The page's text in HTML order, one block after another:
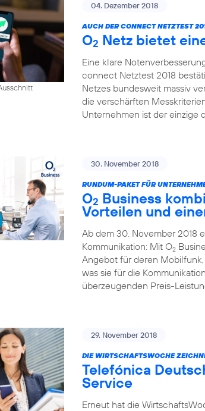
04. Dezember 2018
AUCH DER CONNECT NETZTEST
O2 Netz bietet
Eine klare
connect Netztest 2018
Netzes bundesweit massiv
die verschärften
Unternehmen ist der einzige
30. November 2018
RUNDUM-PAKET FÜR
O2 Business
Vorteilen und
Ab dem 30. November 2018
Kommunikation: Mit O2
Angebot für deren
was sie für die
überzeugenden Preis-
29. November 2018
DIE WIRTSCHAFTSWOCHE
Telefónica
Service
Erneut hat die